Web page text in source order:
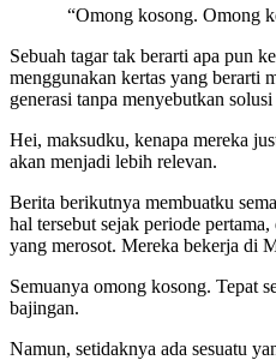
“Omong kosong. Omong
Sebuah tagar tak berarti apa pun
menggunakan kertas yang berarti
generasi tanpa menyebutkan
Hei, maksudku, kenapa mereka
akan menjadi lebih relevan.
Berita berikutnya membuatku
hal tersebut sejak periode
yang merosot. Mereka bekerja di
Semuanya omong kosong. Tepat
bajingan.
Namun, setidaknya ada sesuatu